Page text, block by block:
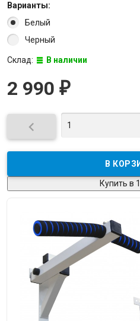
Варианты:
Белый
Черный
Склад: В наличии
2 990 ₽

Купить в